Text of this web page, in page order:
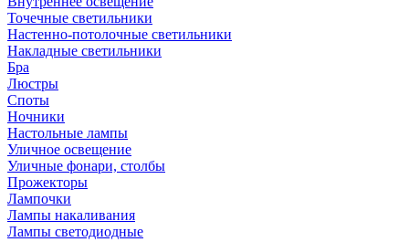
Точечные светильники
Настенно-потолочные светильники
Накладные светильники
Бра
Люстры
Споты
Ночники
Настольные лампы
Уличное освещение
Уличные фонари, столбы
Прожекторы
Лампочки
Лампы накаливания
Лампы светодиодные